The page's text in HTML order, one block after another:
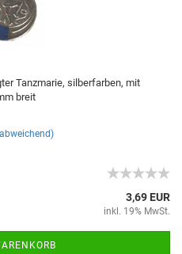
Tanzmarie, silberfarben, mit
breit
3,69 EUR
inkl. 19% MwSt.